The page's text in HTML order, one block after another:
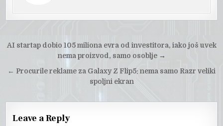
Post
navigation
AI startap dobio 105 miliona evra od investitora, iako još uvek
nema proizvod, samo osoblje→
← Procurile reklame za Galaxy Z Flip5: nema samo Razr veliki
spoljni ekran
Leave a Reply